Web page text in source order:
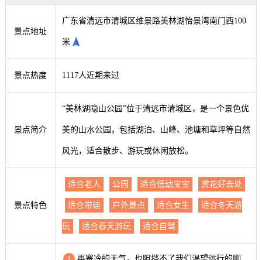
景点地址
广东省清远市清城区维景路美林湖怡景湾南门西100
米
景点热度 1117人近期来过
景点简介
“美林湖隐山公园”位于清远市清城区，是一个景色优
美的山水公园，包括湖泊、山峰、池塘和草坪等自然
风光，适合散步、游玩或休闲放松。
景点特色
适合老人 公园 适合低幼宝宝 赏花好去处
适合带娃 户外景点 适合女生 适合冬天游
玩 适合春天游玩 适合自驾